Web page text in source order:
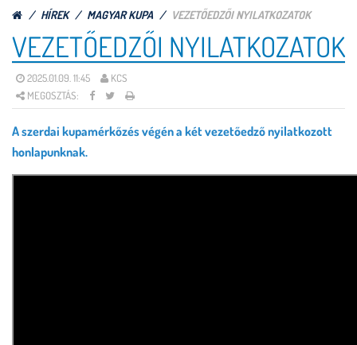
HÍREK MAGYAR KUPA VEZETŐEDZŐI NYILATKOZATOK
VEZETŐEDZŐI NYILATKOZATOK
2025.01.09. 11:45
KCS
MEGOSZTÁS:
A szerdai kupamérkőzés végén a két vezetőedző nyilatkozott
honlapunknak.